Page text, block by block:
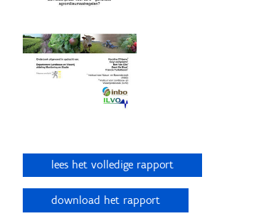
lees het volledige rapport
download het rapport